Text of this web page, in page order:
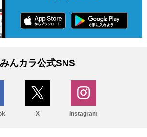
みんカラ公式SNS
X Instagram